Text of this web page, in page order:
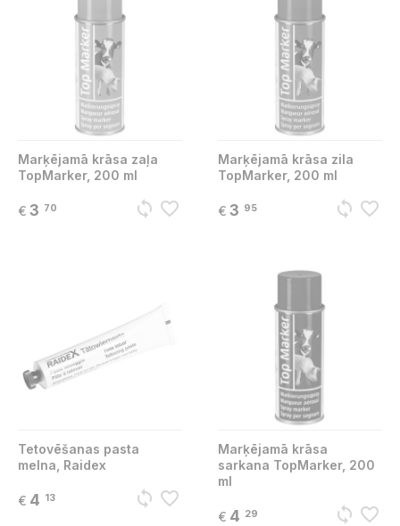
Marķējamā krāsa zaļa
TopMarker, 200 ml
€ 3 70 sync favorite_border
Marķējamā krāsa zila
TopMarker, 200 ml
€ 3 95 sync favorite_border
Tetovēšanas pasta
melna, Raidex
€ 4 13 sync favorite_border
Marķējamā krāsa
sarkana TopMarker, 200
ml
€ 4 29 sync favorite_border